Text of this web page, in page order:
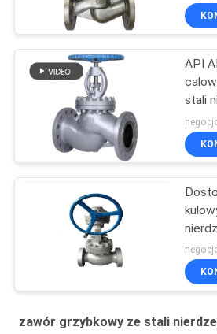
i inne
gazu
API
stali
316
stali
zawór grzybkowy ze stali